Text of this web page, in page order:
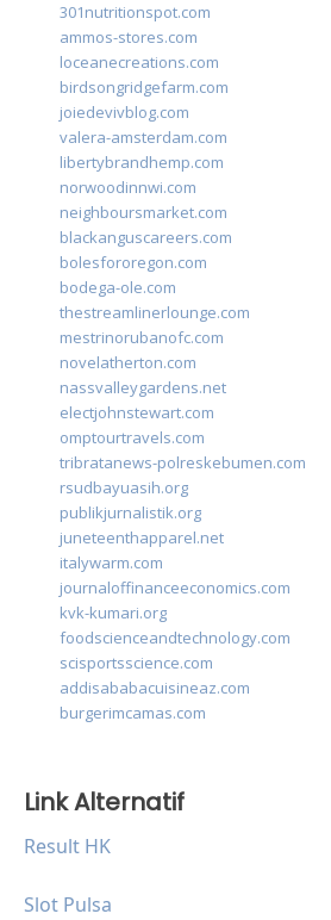
301nutritionspot.com
ammos-stores.com
loceanecreations.com
birdsongridgefarm.com
joiedevivblog.com
valera-amsterdam.com
libertybrandhemp.com
norwoodinnwi.com
neighboursmarket.com
blackanguscareers.com
bolesfororegon.com
bodega-ole.com
thestreamlinerlounge.com
mestrinorubanofc.com
novelatherton.com
nassvalleygardens.net
electjohnstewart.com
omptourtravels.com
tribratanews-polreskebumen.com
rsudbayuasih.org
publikjurnalistik.org
juneteenthapparel.net
italywarm.com
journaloffinanceeconomics.com
kvk-kumari.org
foodscienceandtechnology.com
scisportsscience.com
addisababacuisineaz.com
burgerimcamas.com
Link Alternatif
Result HK
Slot Pulsa